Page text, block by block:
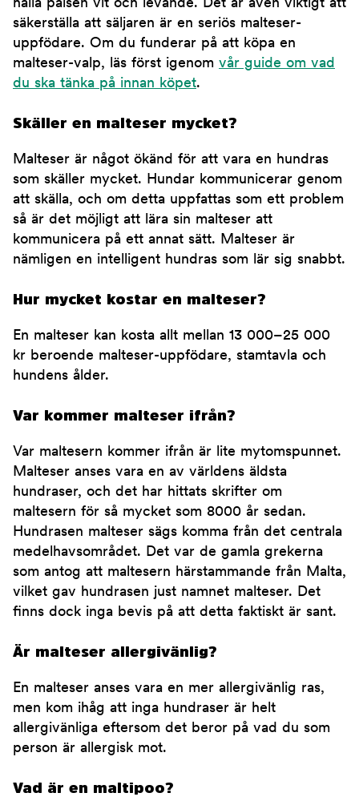
hålla pälsen vit och levande. Det är även viktigt att
säkerställa att säljaren är en seriös malteser-
uppfödare. Om du funderar på att köpa en
malteser-valp, läs först igenom vår guide om vad
du ska tänka på innan köpet.
Skäller en malteser mycket?
Malteser är något ökänd för att vara en hundras
som skäller mycket. Hundar kommunicerar genom
att skälla, och om detta uppfattas som ett problem
så är det möjligt att lära sin malteser att
kommunicera på ett annat sätt. Malteser är
nämligen en intelligent hundras som lär sig snabbt.
Hur mycket kostar en malteser?
En malteser kan kosta allt mellan 13 000–25 000
kr beroende malteser-uppfödare, stamtavla och
hundens ålder.
Var kommer malteser ifrån?
Var maltesern kommer ifrån är lite mytomspunnet.
Malteser anses vara en av världens äldsta
hundraser, och det har hittats skrifter om
maltesern för så mycket som 8000 år sedan.
Hundrasen malteser sägs komma från det centrala
medelhavsområdet. Det var de gamla grekerna
som antog att maltesern härstammande från Malta,
vilket gav hundrasen just namnet malteser. Det
finns dock inga bevis på att detta faktiskt är sant.
Är malteser allergivänlig?
En malteser anses vara en mer allergivänlig ras,
men kom ihåg att inga hundraser är helt
allergivänliga eftersom det beror på vad du som
person är allergisk mot.
Vad är en maltipoo?